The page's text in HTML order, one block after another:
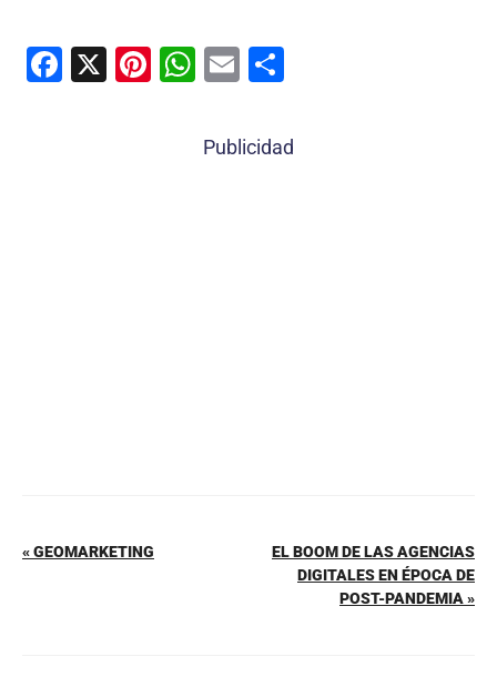
F
X
Pi W
at
E
ai m
Publicidad
« GEOMARKETING
EL BOOM DE LAS AGENCIAS
DIGITALES EN ÉPOCA DE
POST-PANDEMIA »